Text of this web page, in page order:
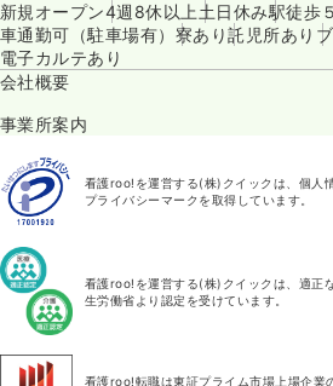
新規オープン4週8休以上 土日休み駅徒歩
車通勤可（駐車場有） 寮あり託児所あり
電子カルテあり
会社概要
事業所案内
看護roo!を運営する(株)クイックは、個人
プライバシーマークを取得しています。
看護roo!を運営する(株)クイックは、適正
生労働省より認定を受けています。
看護roo!転職は東証プライム市場上場企業